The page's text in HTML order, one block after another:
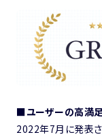
■ユーザーの高満
2022年7月に発表